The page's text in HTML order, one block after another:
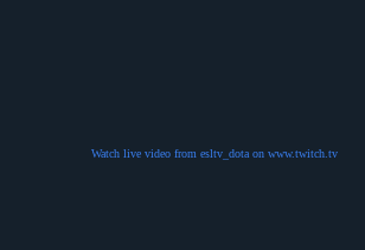
Watch live video from esltv_dota on www.twitch.tv